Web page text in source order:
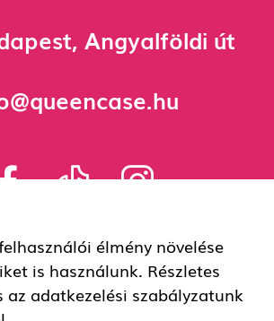
Angyalföldi út
szabályzat
szerződési feltételek
élmény növelése
is használunk. Részletes
az adatkezelési szabályzatunk